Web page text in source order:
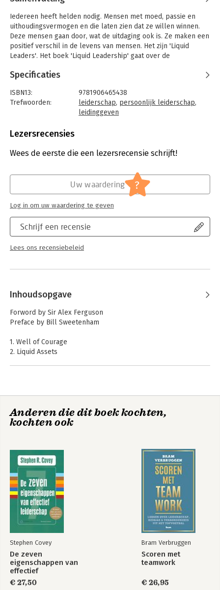
Iedereen heeft helden nodig. Mensen met moed, passie en
uithoudingsvermogen en die laten zien dat ze willen winnen.
Deze mensen gaan door, wat de uitdaging ook is. Ze maken een
positief verschil in de levens van mensen. Het zijn 'Liquid
Leaders'. Het boek 'Liquid Leadership' gaat over de
Branson, Muhammad Ali en Jonny Wilkinson. Daarnaast gaat het
dag samenwerkt.
Specificaties
ISBN13:
9781906465438
Trefwoorden:
leiderschap, persoonlijk leiderschap,
leidinggeven
Bindwijze:
Uitgever:
Capstone
Lezersrecensies
Wees de eerste die een lezersrecensie schrijft!
Schrijf een recensie
Lees ons recensiebeleid
Uw waardering ?
Log in om uw waardering te geven
Inhoudsopgave
Forword by Sir Alex Ferguson
Preface by Bill Sweetenham
1. Well of Courage
2. Liquid Assets
8. Make a Splash
9. Take Horses to Water
12. Set Sail!
Postscriptum
Anderen die dit boek kochten,
kochten ook
Stephen Covey
De zeven
eigenschappen van
effectief
leiderschap
€ 27,50
Bram Verbruggen
Scoren met
teamwork
€ 26,95